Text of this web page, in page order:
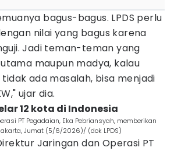
bagus-bagus. LPDS perlu
nilai yang bagus karena
Jadi teman-teman yang
maupun madya, kalau
ada masalah, bisa menjadi
ujar dia.
12 kota di Indonesia
PT Pegadaian, Eka Pebriansyah, memberikan
Jumat (5/6/2026)/ (dok LPDS)
Jaringan dan Operasi PT